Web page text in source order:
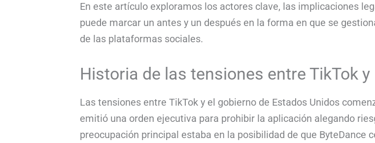
En este artículo exploramos los actores clave, las implicaciones
puede marcar un antes y un después en la forma en que se
de las plataformas sociales.
Historia de las tensiones entre TikTok y
Las tensiones entre TikTok y el gobierno de Estados Unidos
emitió una orden ejecutiva para prohibir la aplicación alegando
preocupación principal estaba en la posibilidad de que ByteDance